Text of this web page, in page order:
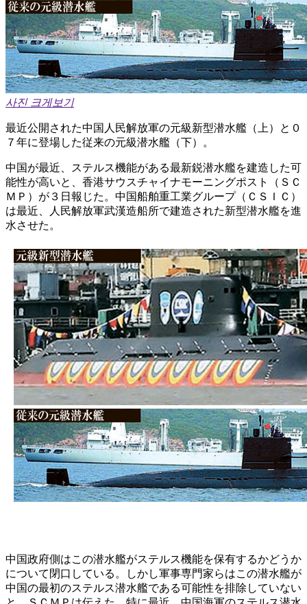
사진 크게보기
最近公開された中国人民解放軍の元級新型潜水艦（上）と０
７年に登場した従来の元級潜水艦（下）。
中国が最近、ステルス機能がある最新鋭潜水艦を建造した可
能性が高いと、香港サウスチャイナモーニングポスト（ＳＣ
ＭＰ）が３日報じた。中国船舶重工業グループ（ＣＳＩＣ）
は最近、人民解放軍武漢造船所で建造された新型潜水艦を進
水させた。
中国政府側はこの潜水艦がステルス機能を保有するかどうか
について閉口している。しかし軍事専門家らはこの潜水艦が
中国の最初のステルス潜水艦である可能性を排除していない